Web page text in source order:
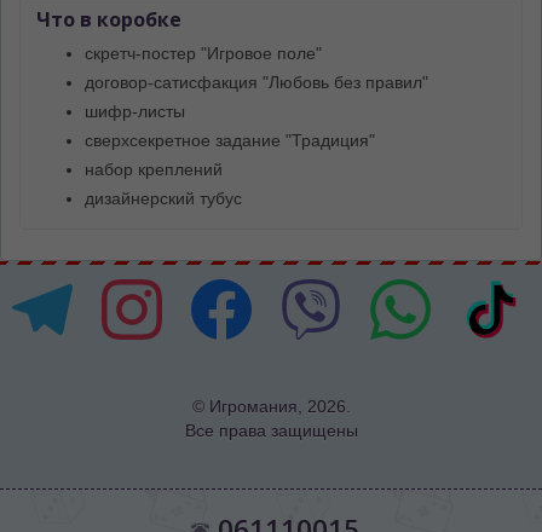
Что в коробке
скретч-постер "Игровое поле"
договор-сатисфакция "Любовь без правил"
шифр-листы
сверхсекретное задание "Традиция"
набор креплений
дизайнерский тубус
© Игромания, 2026.
Все права защищены